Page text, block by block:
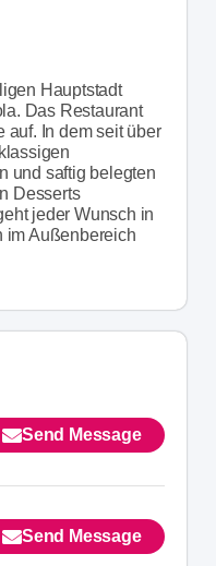
Hauptstadt
Das Restaurant
auf. In dem seit über
und saftig belegten
Desserts
jeder Wunsch in
im Außenbereich
Send Message
Send Message